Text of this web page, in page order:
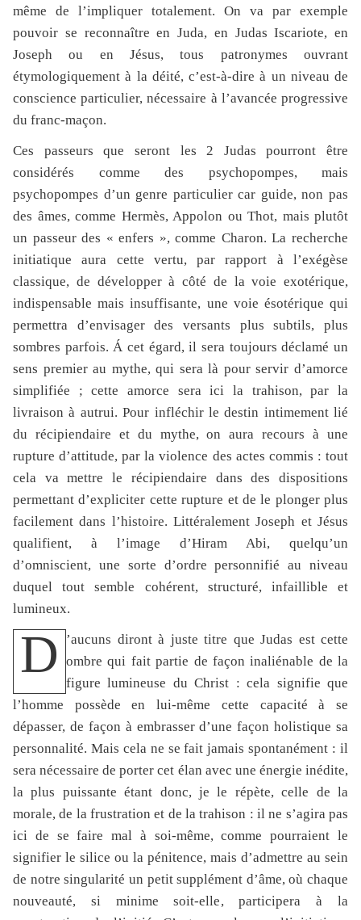
même de l’impliquer totalement. On va par exemple
pouvoir se reconnaître en Juda, en Judas Iscariote, en
Joseph ou en Jésus, tous patronymes ouvrant
étymologiquement à la déité, c’est-à-dire à un niveau de
conscience particulier, nécessaire à l’avancée progressive
du franc-maçon.
Ces passeurs que seront les 2 Judas pourront être
considérés comme des psychopompes, mais
psychopompes d’un genre particulier car guide, non pas
des âmes, comme Hermès, Appolon ou Thot, mais plutôt
un passeur des « enfers », comme Charon. La recherche
initiatique aura cette vertu, par rapport à l’exégèse
classique, de développer à côté de la voie exotérique,
indispensable mais insuffisante, une voie ésotérique qui
permettra d’envisager des versants plus subtils, plus
sombres parfois. Á cet égard, il sera toujours déclamé un
sens premier au mythe, qui sera là pour servir d’amorce
simplifiée ; cette amorce sera ici la trahison, par la
livraison à autrui. Pour infléchir le destin intimement lié
du récipiendaire et du mythe, on aura recours à une
rupture d’attitude, par la violence des actes commis : tout
cela va mettre le récipiendaire dans des dispositions
permettant d’expliciter cette rupture et de le plonger plus
facilement dans l’histoire. Littéralement Joseph et Jésus
qualifient, à l’image d’Hiram Abi, quelqu’un
d’omniscient, une sorte d’ordre personnifié au niveau
duquel tout semble cohérent, structuré, infaillible et
lumineux.
D
’aucuns diront à juste titre que Judas est cette
ombre qui fait partie de façon inaliénable de la
figure lumineuse du Christ : cela signifie que
l’homme possède en lui-même cette capacité à se
dépasser, de façon à embrasser d’une façon holistique sa
personnalité. Mais cela ne se fait jamais spontanément : il
sera nécessaire de porter cet élan avec une énergie inédite,
la plus puissante étant donc, je le répète, celle de la
morale, de la frustration et de la trahison : il ne s’agira pas
ici de se faire mal à soi-même, comme pourraient le
signifier le silice ou la pénitence, mais d’admettre au sein
de notre singularité un petit supplément d’âme, où chaque
nouveauté, si minime soit-elle, participera à la